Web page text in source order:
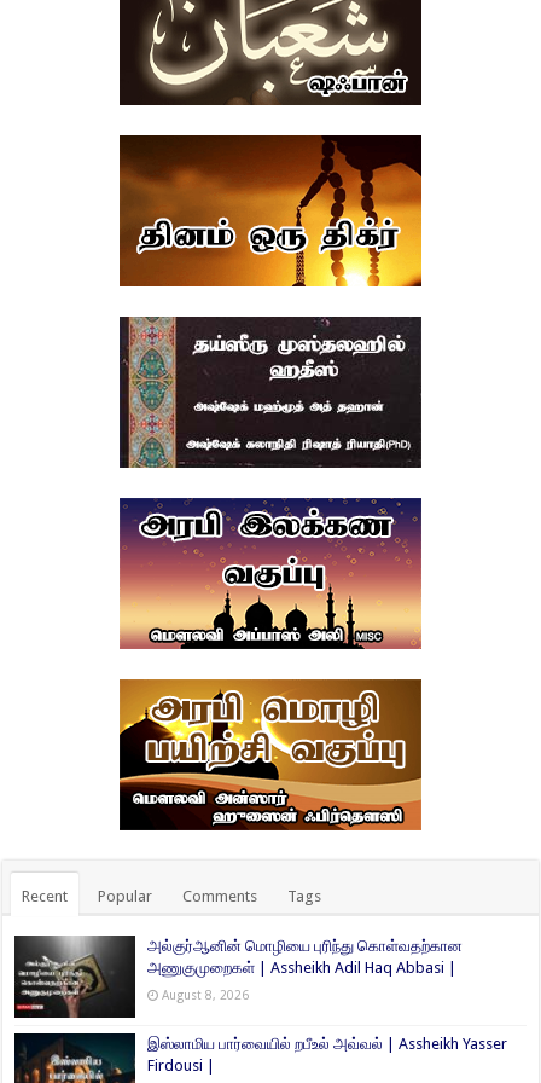
Recent Popular Comments Tags
அல்குர்ஆனின் மொழியை புரிந்து கொள்வதற்கான
அணுகுமுறைகள் | Assheikh Adil Haq Abbasi |
August 8, 2026
இஸ்லாமிய பார்வையில் றபீஉல் அவ்வல் | Assheikh Yasser
Firdousi |